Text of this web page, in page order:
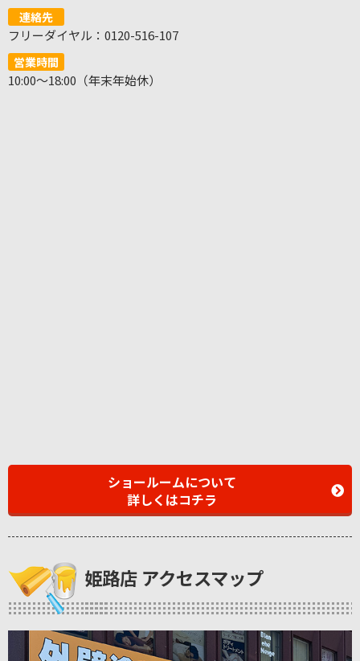
連絡先
フリーダイヤル：0120-516-107
営業時間
10:00～18:00（年末年始休）
ショールームについて
詳しくはコチラ
姫路店 アクセスマップ